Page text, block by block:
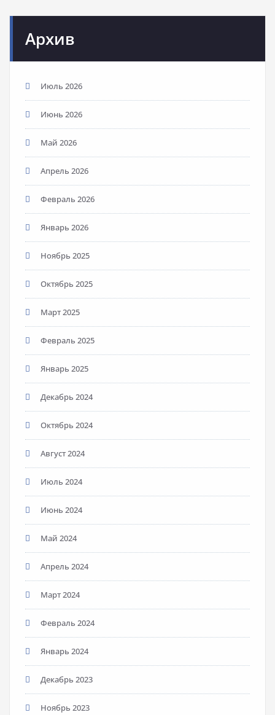
Архив
Июль 2026
Июнь 2026
Май 2026
Апрель 2026
Февраль 2026
Январь 2026
Ноябрь 2025
Октябрь 2025
Март 2025
Февраль 2025
Январь 2025
Декабрь 2024
Октябрь 2024
Август 2024
Июль 2024
Июнь 2024
Май 2024
Апрель 2024
Март 2024
Февраль 2024
Январь 2024
Декабрь 2023
Ноябрь 2023